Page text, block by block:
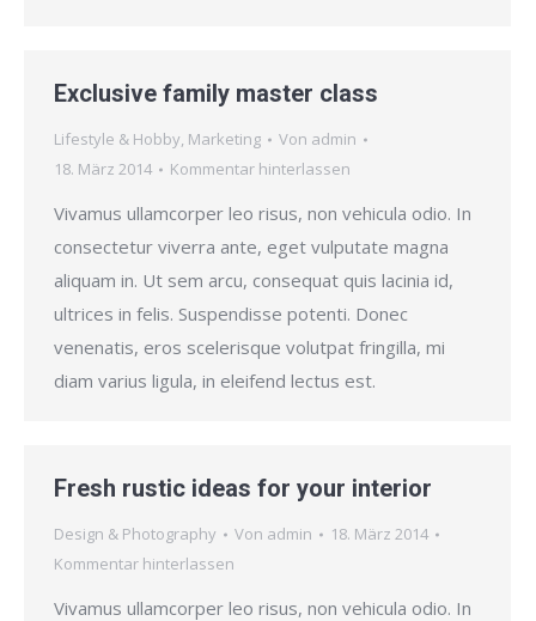
Exclusive family master class
Lifestyle & Hobby, Marketing Von admin
18. März 2014
Kommentar hinterlassen
Vivamus ullamcorper leo risus, non vehicula odio. In
consectetur viverra ante, eget vulputate magna
aliquam in. Ut sem arcu, consequat quis lacinia id,
ultrices in felis. Suspendisse potenti. Donec
venenatis, eros scelerisque volutpat fringilla, mi
diam varius ligula, in eleifend lectus est.
Fresh rustic ideas for your interior
Design & Photography Von admin
18. März 2014
Kommentar hinterlassen
Vivamus ullamcorper leo risus, non vehicula odio. In